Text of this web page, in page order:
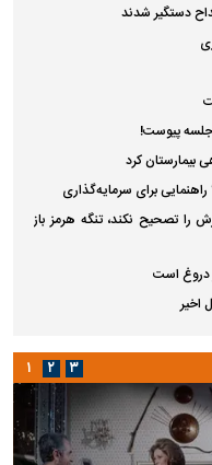
دستگیر شدند
جلسه پیوست!
برای سرمایه‌گذاری
را تصحیح نکند، تنگه هرمز باز
دروغ است
۱ ۲ ۳